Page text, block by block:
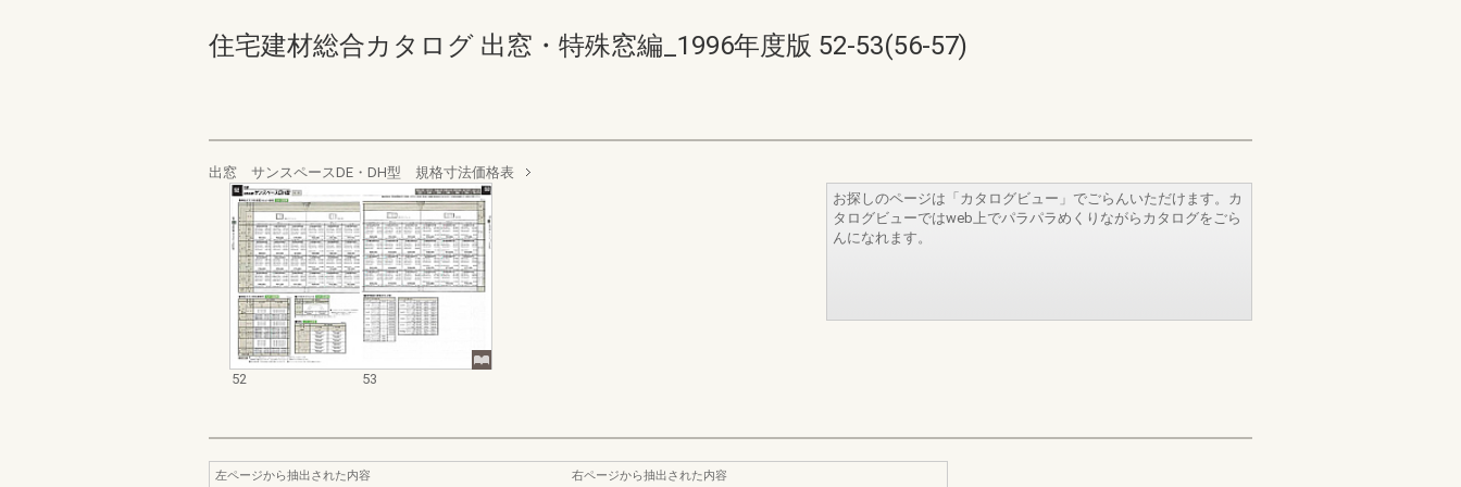
住宅建材総合カタログ 出窓・特殊窓編_1996年度版 52-53(56-57)
出窓 サンスペースDE・DH型 規格寸法価格表
52 53
お探しのページは「カタログビュー」でごらんいただけます。カ
タログビューではweb上でパラパラめくりながらカタログをごら
んになれます。
左ページから抽出された内容
右ページから抽出された内容